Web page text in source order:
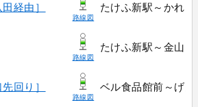
経由］
路線図
たけふ新駅～かれい
路線図
たけふ新駅～金山
回り］
路線図
ベル食品館前～げ